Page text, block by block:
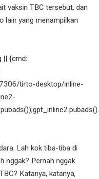
vaksin TBC tersebut, dan
lain yang menampilkan
|| {cmd:
tirto-desktop/inline-
Lah kok tiba-tiba di
nggak? Pernah nggak
Katanya, katanya,